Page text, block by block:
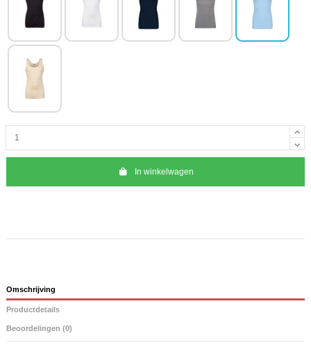
In winkelwagen
Omschrijving
Productdetails
Beoordelingen (0)